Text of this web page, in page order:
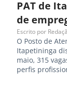
PAT de
de
Escrito por
O Posto de
Itapetininga
maio, 315
perfis